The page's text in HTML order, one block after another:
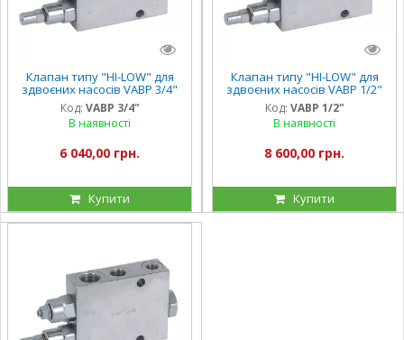
Клапан типу "HI-LOW" для
здвоєних насосів VABP 3/4"
Код: VABP 3/4"
В наявності
6 040,00 грн.
Купити
Клапан типу "HI-LOW" для
здвоєних насосів VABP 1/2"
Код: VABP 1/2"
В наявності
8 600,00 грн.
Купити